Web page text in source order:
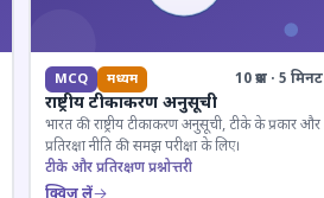
MCQ मध्यम 10 प्रश्न · 5 मिनट
राष्ट्रीय टीकाकरण अनुसूची
भारत की राष्ट्रीय टीकाकरण अनुसूची, टीके के प्रकार और
प्रतिरक्षा नीति की समझ परीक्षा के लिए।
टीके और प्रतिरक्षण प्रश्नोत्तरी
क्विज़ लें